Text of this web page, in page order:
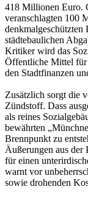
418 Millionen Euro.
veranschlagten 100
denkmalgeschützten
städtebaulichen
Kritiker wird das
Öffentliche Mittel für
den Stadtfinanzen
Zusätzlich sorgt die
Zündstoff. Dass
als reines
bewährten
Brennpunkt zu
Äußerungen aus
für einen
warnt vor
sowie drohenden